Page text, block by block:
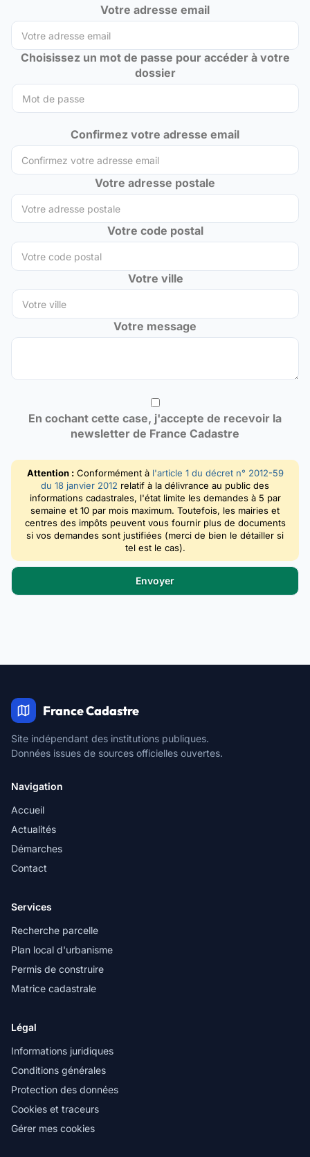
Votre adresse email
Choisissez un mot de passe pour accéder à votre
dossier
Confirmez votre adresse email
Votre adresse postale
Votre code postal
Votre ville
Votre message
En cochant cette case, j'accepte de recevoir la
newsletter de France Cadastre
Attention :Conformément à l'article 1 du décret n° 2012-59
du 18 janvier 2012 relatif à la délivrance au public des
informations cadastrales, l'état limite les demandes à 5 par
semaine et 10 par mois maximum. Toutefois, les mairies et
centres des impôts peuvent vous fournir plus de documents
si vos demandes sont justifiées (merci de bien le détailler si
tel est le cas).
France Cadastre
Site indépendant des institutions publiques.
Données issues de sources officielles ouvertes.
Navigation
Accueil
Actualités
Démarches
Contact
Services
Recherche parcelle
Plan local d'urbanisme
Permis de construire
Matrice cadastrale
Légal
Informations juridiques
Conditions générales
Protection des données
Cookies et traceurs
Gérer mes cookies